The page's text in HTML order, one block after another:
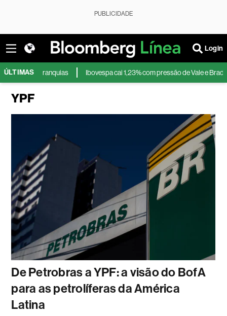
PUBLICIDADE
Login
ÚLTIMAS
em franquias Ibovespa cai 1,23% com pressão de Vale e Bradesco;
YPF
De Petrobras a YPF: a visão do BofA
para as petrolíferas da América
Latina